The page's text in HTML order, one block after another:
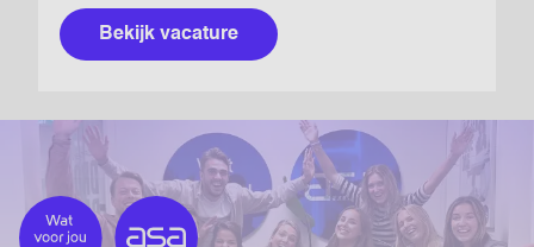
Bekijk vacature